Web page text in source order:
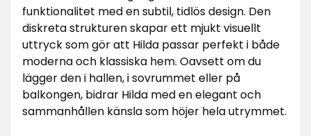
funktionalitet med en subtil, tidlös design. Den
diskreta strukturen skapar ett mjukt visuellt
uttryck som gör att Hilda passar perfekt i både
moderna och klassiska hem. Oavsett om du
lägger den i hallen, i sovrummet eller på
balkongen, bidrar Hilda med en elegant och
sammanhållen känsla som höjer hela utrymmet.